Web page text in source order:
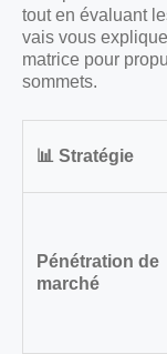
tout en évaluant
vais vous
matrice pour
sommets.
📊 Stratégie
Pénétration de
marché